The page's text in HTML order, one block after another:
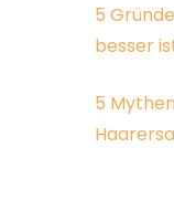
5
besser
5